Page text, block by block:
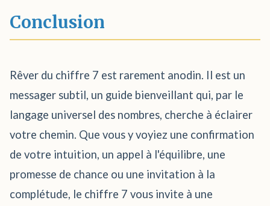
Conclusion
Rêver du chiffre 7 est rarement anodin. Il est un
messager subtil, un guide bienveillant qui, par le
langage universel des nombres, cherche à éclairer
votre chemin. Que vous y voyiez une confirmation
de votre intuition, un appel à l'équilibre, une
promesse de chance ou une invitation à la
complétude, le chiffre 7 vous invite à une